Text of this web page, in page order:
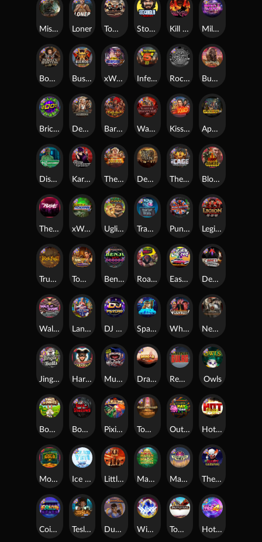
Kill Em All
Blood Diamond
Dead Men Walking
Munchies
Stockholm Syndrome
Apocalypse Super xNudge
Nexus Tombstone RIP
Loner
Outsourced: Payday
Tombstone No Mercy
Manhattan Goes Wild
Roadkill
Kiss My Chainsaw
Book Of Shadows
Rock Bottom
Tractor Beam
The Cage
Hot Nudge
Space Donkey
xWays Hoarder 2
Bounty Hunters xNudge®
Land of the Free
Brick Snake 2000 Warrior Graveyard xNudge
Monkey's Gold xPays Little Bighorn
Benji Killed in Vegas
Barbarian Fury
Devil's Crossroad
Tomb of Nefertiti
Tomb of Akhenaten
Dragon Tribe
Tesla Jolt Dungeon Quest
Coins of Fortune
Mayan Magic Wildfire
WiXX
Legion X
Bonus Bunnies
Deadwood xNudge
Disturbed
DJ Psycho
Hot 4 Cash
Buffalo Hunter
Tombstone
Owls
Punk Rocker
Milky Ways
East Coast Vs West Coast
The Creepy Carnival
Whacked
Infectious 5 xWays
Jingle Balls Harlequin Carnival
Walk of Shame
Misery Mining
Pixies vs Pirates
xWays Hoarder xSplit
Ice Ice Yeti
Remember Gulag
Karen Maneater
True kult
Bushido Way xNudge
The Border
Ugliest Catch
The Rave